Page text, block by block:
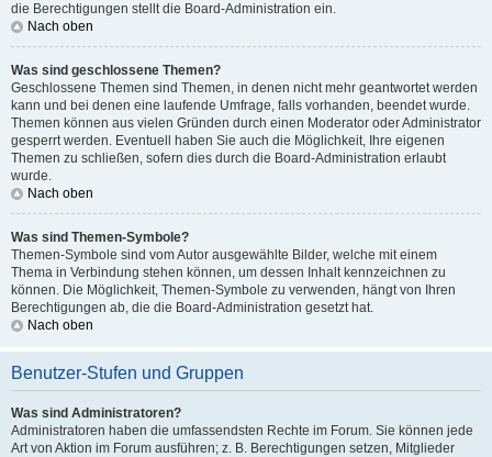
die Berechtigungen stellt die Board-Administration ein.
Nach oben
Was sind geschlossene Themen?
Geschlossene Themen sind Themen, in denen nicht mehr geantwortet werden
kann und bei denen eine laufende Umfrage, falls vorhanden, beendet wurde.
Themen können aus vielen Gründen durch einen Moderator oder Administrator
gesperrt werden. Eventuell haben Sie auch die Möglichkeit, Ihre eigenen
Themen zu schließen, sofern dies durch die Board-Administration erlaubt
wurde.
Nach oben
Was sind Themen-Symbole?
Themen-Symbole sind vom Autor ausgewählte Bilder, welche mit einem
Thema in Verbindung stehen können, um dessen Inhalt kennzeichnen zu
können. Die Möglichkeit, Themen-Symbole zu verwenden, hängt von Ihren
Berechtigungen ab, die die Board-Administration gesetzt hat.
Nach oben
Benutzer-Stufen und Gruppen
Was sind Administratoren?
Administratoren haben die umfassendsten Rechte im Forum. Sie können jede
Art von Aktion im Forum ausführen; z. B. Berechtigungen setzen, Mitglieder